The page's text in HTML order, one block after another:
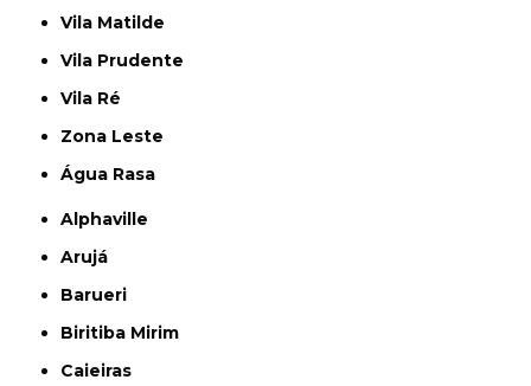
Vila Matilde
Vila Prudente
Vila Ré
Zona Leste
Água Rasa
Alphaville
Arujá
Barueri
Biritiba Mirim
Caieiras